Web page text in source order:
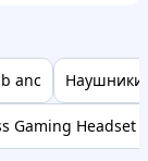
anc Наушники
Gaming Headset